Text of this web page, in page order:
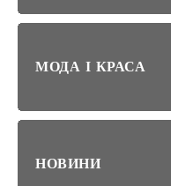
МОДА І КРАСА
НОВИНИ